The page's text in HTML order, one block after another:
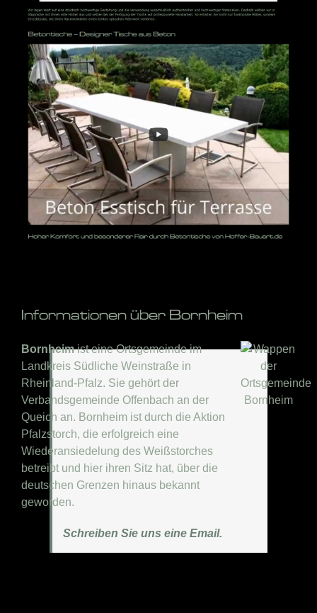
Informationen über Bornheim
Bornheimist eine Ortsgemeinde im
Landkreis Südliche Weinstraße in
Rheinland-Pfalz. Sie gehört der
Verbandsgemeinde Offenbach an der
Queich an. Bornheim ist durch die Aktion
Pfalzstorch, die erfolgreich eine
Wiederansiedelung des Weißstorches
betreibt und hier ihren Sitz hat, über die
deutschen Grenzen hinaus bekannt
geworden.
Schreiben Sie uns eine Email.